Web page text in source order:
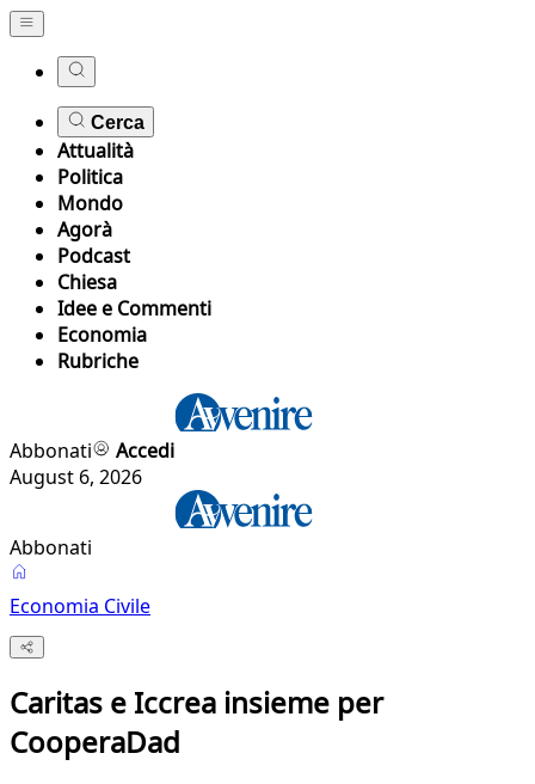
Cerca
Attualità
Politica
Mondo
Agorà
Podcast
Chiesa
Idee e Commenti
Economia
Rubriche
Abbonati
Accedi
August 6, 2026
Abbonati
Economia Civile
Caritas e Iccrea insieme per
CooperaDad